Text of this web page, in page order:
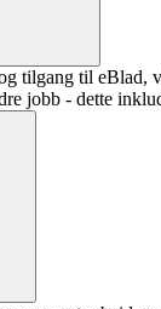
tilgang til
jobb - dette